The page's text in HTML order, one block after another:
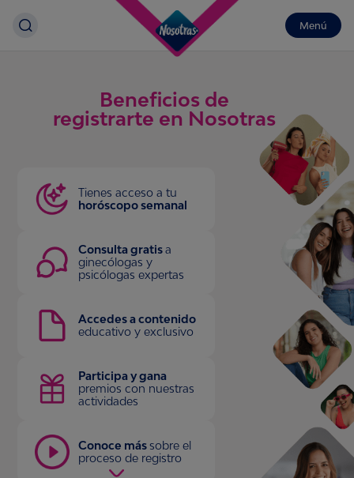
Menú
Beneficios de
registrarte en Nosotras
Tienes acceso a tu
horóscopo semanal
Consulta gratisa
ginecólogas y
psicólogas expertas
Accedes a contenido
educativo y exclusivo
Participa y gana
premios con nuestras
actividades
Conoce mássobre el
proceso de registro